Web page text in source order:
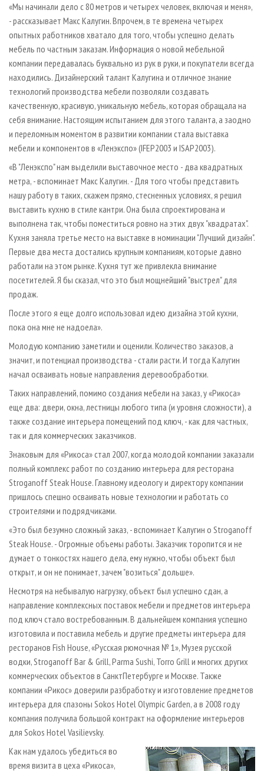
«Мы начинали дело с 80 метров и четырех человек, включая и меня»,
- рассказывает Макс Калугин. Впрочем, в те времена четырех
опытных работников хватало для того, чтобы успешно делать
мебель по частным заказам. Информация о новой мебельной
компании передавалась буквально из рук в руки, и покупатели всегда
находились. Дизайнерский талант Калугина и отличное знание
технологий производства мебели позволяли создавать
качественную, красивую, уникальную мебель, которая обращала на
себя внимание. Настоящим испытанием для этого таланта, а заодно
и переломным моментом в развитии компании стала выставка
мебели и компонентов в «Ленэкспо» (IFEP­2003 и ISAP­2003).
«В "Ленэкспо" нам выделили выставочное место - два квадратных
метра, - вспоминает Макс Калугин. - Для того чтобы представить
нашу работу в таких, скажем прямо, стесненных условиях, я решил
выставить кухню в стиле кантри. Она была спроектирована и
выполнена так, чтобы поместиться ровно на этих двух "квадратах".
Кухня заняла третье место на выставке в номинации "Лучший дизайн".
Первые два места достались крупным компаниям, которые давно
работали на этом рынке. Кухня тут же привлекла внимание
посетителей. Я бы сказал, что это был мощнейший "выстрел" для
продаж.
После этого я еще долго использовал идею дизайна этой кухни,
пока она мне не надоела».
Молодую компанию заметили и оценили. Количество заказов, а
значит, и потенциал производства - стали расти. И тогда Калугин
начал осваивать новые направления деревообработки.
Таких направлений, помимо создания мебели на заказ, у «Рикоса»
еще два: двери, окна, лестницы любого типа (и уровня сложности), а
также создание интерьера помещений под ключ, - как для частных,
так и для коммерческих заказчиков.
Знаковым для «Рикоса» стал 2007, когда молодой компании заказали
полный комплекс работ по созданию интерьера для ресторана
Stroganoff Steak House. Главному идеологу и директору компании
пришлось спешно осваивать новые технологии и работать со
строителями и подрядчиками.
«Это был безумно сложный заказ, - вспоминает Калугин о Stroganoff
Steak House. - Огромные объемы работы. Заказчик торопится и не
думает о тонкостях нашего дела, ему нужно, чтобы объект был
открыт, и он не понимает, зачем "возиться" дольше».
Несмотря на небывалую на­грузку, объект был успешно сдан, а
направление комплексных поставок мебели и предметов интерьера
под ключ стало востребованным. В дальнейшем компания успешно
изготовила и поставила мебель и другие предметы интерьера для
ресторанов Fish House, «Русская рюмочная № 1», Музея русской
водки, Stroganoff Bar & Grill, Parma Sushi, Torro Grill и многих других
коммерческих объектов в Санкт­Петербурге и Москве. Также
компании «Рикос» доверили разбработку и изготовление предметов
интерьера для спа­зоны Sokos Hotel Olympic Garden, а в 2008 году
компания получила большой контракт на оформление интерьеров
для Sokos Hotel Vasilievsky.
Как нам удалось убедиться во
время визита в цеха «Рикоса»,